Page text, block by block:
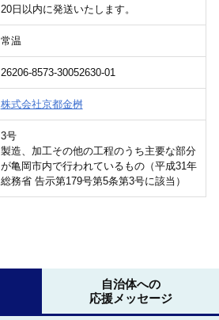
20日以内に発送いたします。
常温
26206-8573-30052630-01
株式会社京都金桝
3号
製造、加工その他の工程のうち主要な部分
が亀岡市内で行われているもの（平成31年
総務省 告示第179号第5条第3号に該当）
自治体への
応援メッセージ